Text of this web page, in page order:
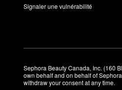
Signaler une vulnérabilité
Sephora Beauty Canada, Inc. (160
own behalf and on behalf of
withdraw your consent at any time.